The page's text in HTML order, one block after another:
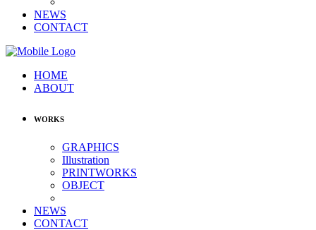
NEWS
CONTACT
HOME
ABOUT
WORKS
GRAPHICS
Illustration
PRINTWORKS
OBJECT
NEWS
CONTACT